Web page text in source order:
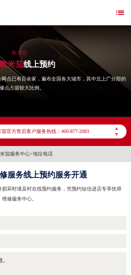

欧米茄
米茄线上预约
网点已有百余家，遍布全国各大城市，其中北上广分部的
点占据较大比例。
▲
▼
市售后服务网络优化升级公告
官方售后客户服务热线：400-877-2083
服务中心最新网点地址：
茄服务中心>地址电话
服务线上预约服务开通
坏时请及时在线预约服务，凭预约短信进店专享技师
维修服务中心。